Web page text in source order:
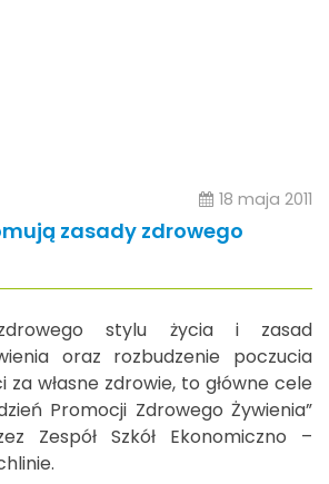
18 maja 2011
zasady zdrowego
zdrowego stylu życia i zasad
oraz rozbudzenie poczucia
za własne zdrowie, to główne cele
Promocji Zdrowego Żywienia”
Zespół Szkół Ekonomiczno –